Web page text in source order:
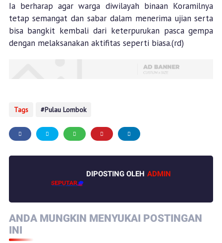
Ia berharap agar warga diwilayah binaan Koramilnya
tetap semangat dan sabar dalam menerima ujian serta
bisa bangkit kembali dari keterpurukan pasca gempa
dengan melaksanakan aktifitas seperti biasa.(rd)
Tags Pulau Lombok
DIPOSTING OLEH ADMIN
ANDA MUNGKIN MENYUKAI POSTINGAN
INI